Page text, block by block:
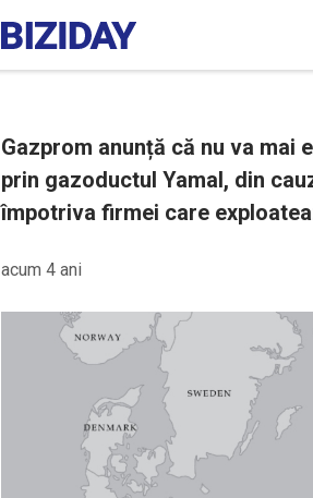
Gazprom anunță că nu va mai
prin gazoductul Yamal, din
împotriva firmei care
acum 4 ani